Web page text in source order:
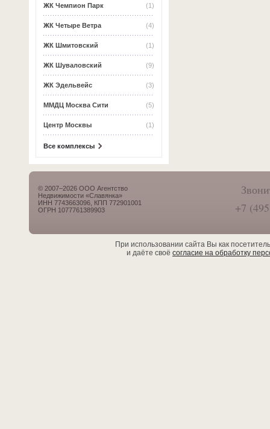
(1)
ЖК Чемпион Парк
(4)
ЖК Четыре Ветра
(1)
ЖК Шмитовский
(9)
ЖК Шуваловский
(3)
ЖК Эдельвейс
(5)
ММДЦ Москва Сити
(1)
Центр Москвы
Все комплексы
© 2007–2026 ООО Агентство
Недвижимости «Славянка»
ИНН 7743663096, КПП 772901001
ОГРН 1077761389903
+7
При использовании сайта Вы как
и даёте своё согласие на обработку